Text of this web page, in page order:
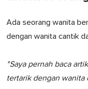
Ada seorang wanita
dengan wanita cantik
"Saya pernah baca
tertarik dengan wanita